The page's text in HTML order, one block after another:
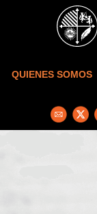
Skip to main content
QUIENES SOMOS